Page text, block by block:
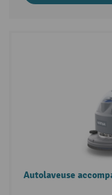
Autolaveuse